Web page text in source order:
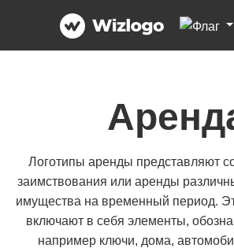
Логотипы аренды представляют
заимствования или аренды
имущества на временный период.
включают в себя элементы,
например ключи, дома,